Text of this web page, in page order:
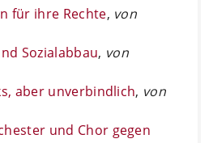
für ihre Rechte, von
Sozialabbau, von
aber unverbindlich, von
und Chor gegen